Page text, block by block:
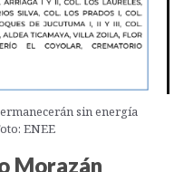
sin energía
ENEE
Morazán